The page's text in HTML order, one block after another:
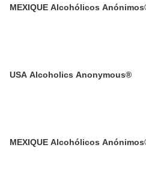
MEXIQUE Alcohólicos
USA Alcoholics Anonymous®
MEXIQUE Alcohólicos